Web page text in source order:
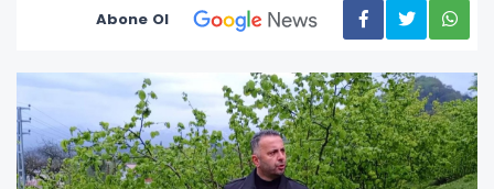
Abone Ol